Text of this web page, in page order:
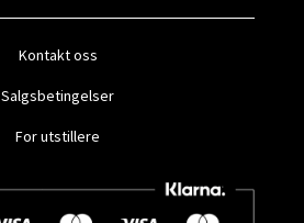
Kontakt oss
Salgsbetingelser
For utstillere